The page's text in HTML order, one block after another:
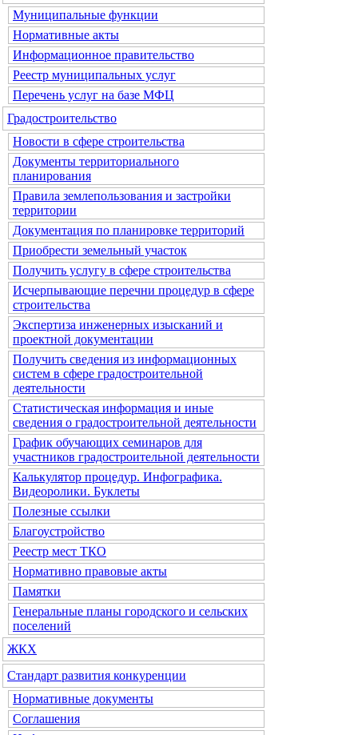
Муниципальные функции
Нормативные акты
Информационное правительство
Реестр муниципальных услуг
Перечень услуг на базе МФЦ
Градостроительство
Новости в сфере строительства
Документы территориального
планирования
Правила землепользования и застройки
территории
Документация по планировке территорий
Приобрести земельный участок
Получить услугу в сфере строительства
Исчерпывающие перечни процедур в сфере
строительства
Экспертиза инженерных изысканий и
проектной документации
Получить сведения из информационных
систем в сфере градостроительной
деятельности
Статистическая информация и иные
сведения о градостроительной деятельности
График обучающих семинаров для
участников градостроительной деятельности
Калькулятор процедур. Инфографика.
Видеоролики. Буклеты
Полезные ссылки
Благоустройство
Реестр мест ТКО
Нормативно правовые акты
Памятки
Генеральные планы городского и сельских
поселений
ЖКХ
Стандарт развития конкуренции
Нормативные документы
Соглашения